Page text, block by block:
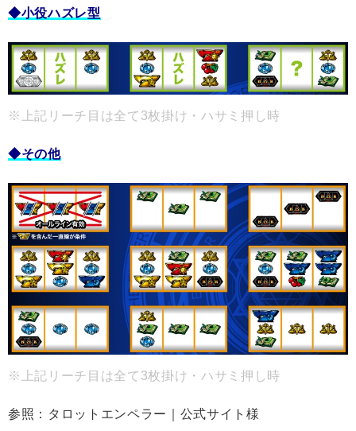
◆小役ハズレ型
※上記リーチ目は全て3枚掛け・ハサミ押し時
◆その他
※上記リーチ目は全て3枚掛け・ハサミ押し時
参照：タロットエンペラー｜公式サイト様